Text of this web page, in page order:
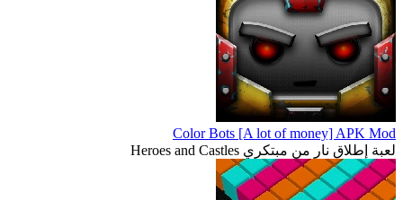
Color Bots [A lot of money] APK Mod
لعبة إطلاق نار من مبتكري Heroes and Castles